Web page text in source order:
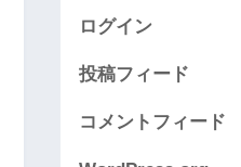
ログイン
投稿フィード
コメントフィード